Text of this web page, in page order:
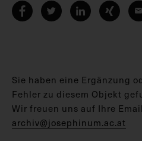
Sie haben eine Ergänzung
Fehler zu diesem Objekt
Wir freuen uns auf Ihre
archiv@josephinum.ac.at